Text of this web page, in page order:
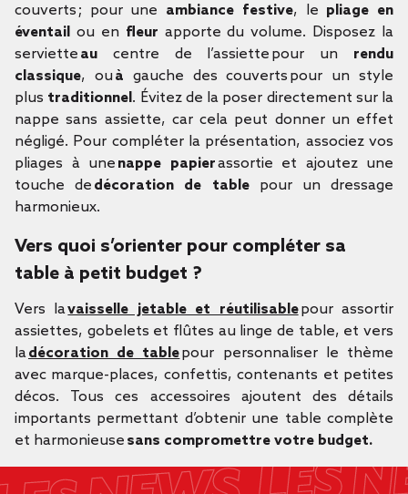
couverts ; pour une ambiance festive, le pliage en
éventail ou en fleur apporte du volume. Disposez la
serviette au centre de l’assiette pour un rendu
classique, ouà gauche des couverts pour un style
plus traditionnel. Évitez de la poser directement sur la
nappe sans assiette, car cela peut donner un effet
négligé. Pour compléter la présentation, associez vos
pliages à une nappe papierassortie et ajoutez une
touche de décoration de tablepour un dressage
harmonieux.
Vers quoi s’orienter pour compléter sa
table à petit budget ?
Vers lavaisselle jetable et réutilisablepour assortir
assiettes, gobelets et flûtes au linge de table, et vers
ladécoration de tablepour personnaliser le thème
avec marque-places, confettis, contenants et petites
décos. Tous ces accessoires ajoutent des détails
importants permettant d’obtenir une table complète
et harmonieuse sans compromettre votre budget.